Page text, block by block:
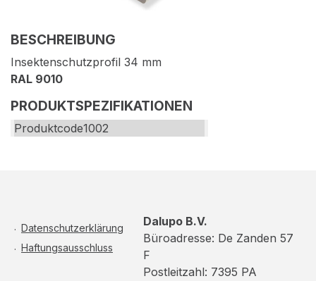
BESCHREIBUNG
Insektenschutzprofil 34 mm
RAL 9010
PRODUKTSPEZIFIKATIONEN
Produktcode1002
Datenschutzerklärung
Haftungsausschluss
Dalupo B.V.
Büroadresse: De Zanden 57
F
Postleitzahl: 7395 PA